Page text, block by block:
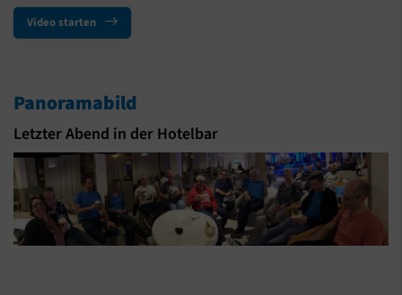
Video starten
Panoramabild
Letzter Abend in der Hotelbar